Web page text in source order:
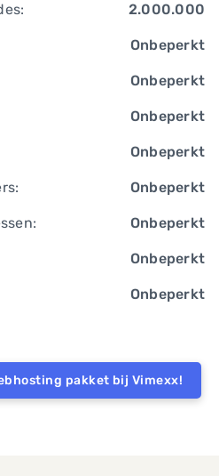
2.000.000
Onbeperkt
Onbeperkt
Onbeperkt
Onbeperkt
Onbeperkt
Onbeperkt
Onbeperkt
Onbeperkt
pakket bij Vimexx!